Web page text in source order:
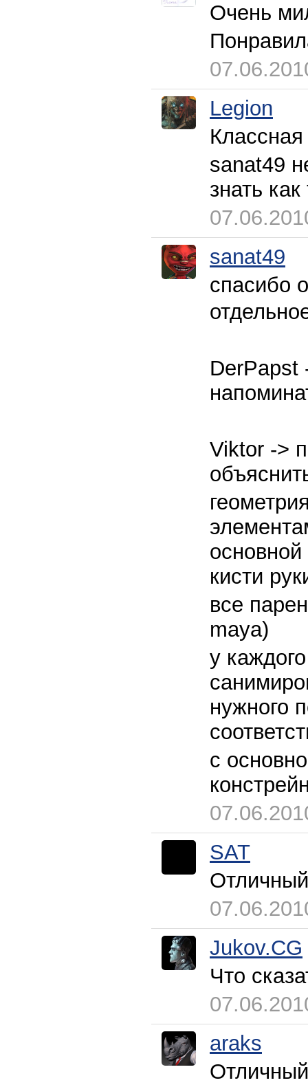
Очень
Legion
sanat49
знать
sanat49
спасибо
DerPapst
Viktor ->
основной
кисти
все
maya)
у
нужного
с
SAT
Jukov.CG
Что
araks